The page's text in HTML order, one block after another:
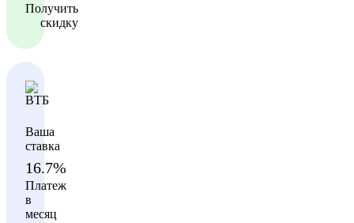
Получить
скидку
Ваша
ставка
16.7%
Платеж
в
месяц